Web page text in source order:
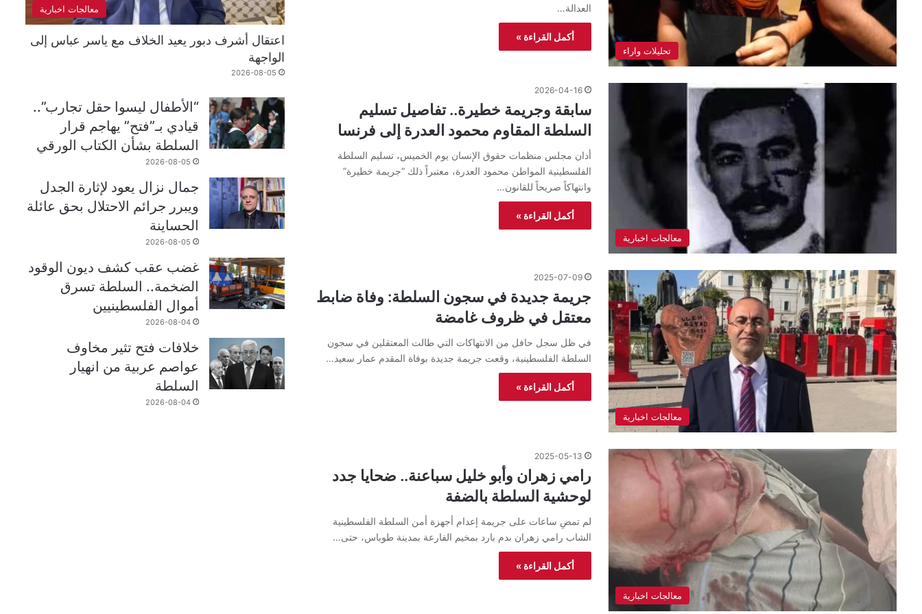
تحليلات واراء
العدالة…
أكمل القراءة »
معالجات اخبارية
2026-04-16
سابقة وجريمة خطيرة.. تفاصيل تسليم
السلطة المقاوم محمود العدرة إلى فرنسا
أدان مجلس منظمات حقوق الإنسان يوم الخميس، تسليم السلطة
الفلسطينية المواطن محمود العدرة، معتبراً ذلك “جريمة خطيرة”
وانتهاكاً صريحاً للقانون…
أكمل القراءة »
معالجات اخبارية
2025-07-09
جريمة جديدة في سجون السلطة: وفاة ضابط
معتقل في ظروف غامضة
في ظل سجل حافل من الانتهاكات التي طالت المعتقلين في سجون
السلطة الفلسطينية، وقعت جريمة جديدة بوفاة المقدم عمار سعيد…
أكمل القراءة »
معالجات اخبارية
2025-05-13
رامي زهران وأبو خليل سباعنة.. ضحايا جدد
لوحشية السلطة بالضفة
لم تمضِ ساعات على جريمة إعدام أجهزة أمن السلطة الفلسطينية
الشاب رامي زهران بدم بارد بمخيم الفارعة بمدينة طوباس، حتى…
أكمل القراءة »
معالجات اخبارية
اعتقال أشرف دبور يعيد الخلاف مع ياسر عباس إلى
الواجهة
2026-08-05
“الأطفال ليسوا حقل تجارب”..
قيادي بـ”فتح” يهاجم قرار
السلطة بشأن الكتاب الورقي
2026-08-05
جمال نزال يعود لإثارة الجدل
ويبرر جرائم الاحتلال بحق عائلة
الحساينة
2026-08-05
غضب عقب كشف ديون الوقود
الضخمة.. السلطة تسرق
أموال الفلسطينيين
2026-08-04
خلافات فتح تثير مخاوف
عواصم عربية من انهيار
السلطة
2026-08-04